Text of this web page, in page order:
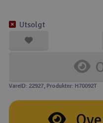
Helikopter
Kamerautstyr
Modellbygging,
Modelljernbane
Motor & tilbehør
Utsolgt
VareID: 22927, Produktnr: H70092T